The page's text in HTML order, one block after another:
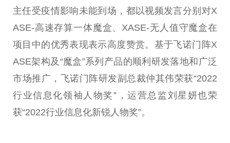
主任受疫情影响未能到场，都以视频发言分别对X
ASE-高速存算一体魔盒、XASE-无人值守魔盒在
项目中的优秀表现表示高度赞赏。基于飞诺门阵X
ASE架构及“魔盒”系列产品的顺利研发落地和广泛
市场推广，飞诺门阵研发副总裁仲其伟荣获“2022
行业信息化领袖人物奖”，运营总监刘星妍也荣
获“2022行业信息化新锐人物奖”。